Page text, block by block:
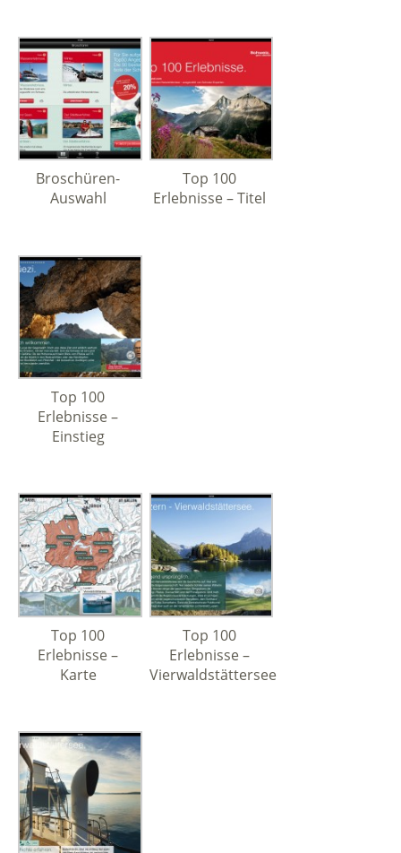
Broschüren-
Auswahl
Top 100
Erlebnisse – Titel
Top 100
Erlebnisse –
Einstieg
Top 100
Erlebnisse –
Karte
Top 100
Erlebnisse –
Vierwaldstättersee